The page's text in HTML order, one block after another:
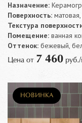
Назначение:
Поверхность:
Текстура
Помещение: ванная
Оттенок: бежевый,
Цена от 7 460 руб./
НОВИНКА